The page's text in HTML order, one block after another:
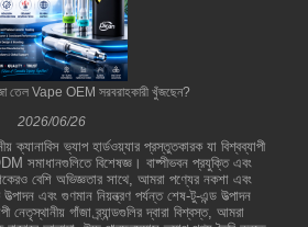
তেল Vape OEM সরবরাহকারী খুঁজছেন?
2026/06/26
ভ্যাপ হার্ডওয়্যার প্রস্তুতকারক যা বিশ্বব্যাপী
সমাধানগুলিতে বিশেষজ্ঞ। বাষ্পীভবন প্রযুক্তি এবং
বেশি অভিজ্ঞতার সাথে, আমরা পণ্যের নকশা এবং
এবং গুণমান নিয়ন্ত্রণ পর্যন্ত শেষ-টু-এন্ড উত্পাদন
নেতৃস্থানীয় গাঁজা ব্র্যান্ডগুলির দ্বারা বিশ্বস্ত, আমরা